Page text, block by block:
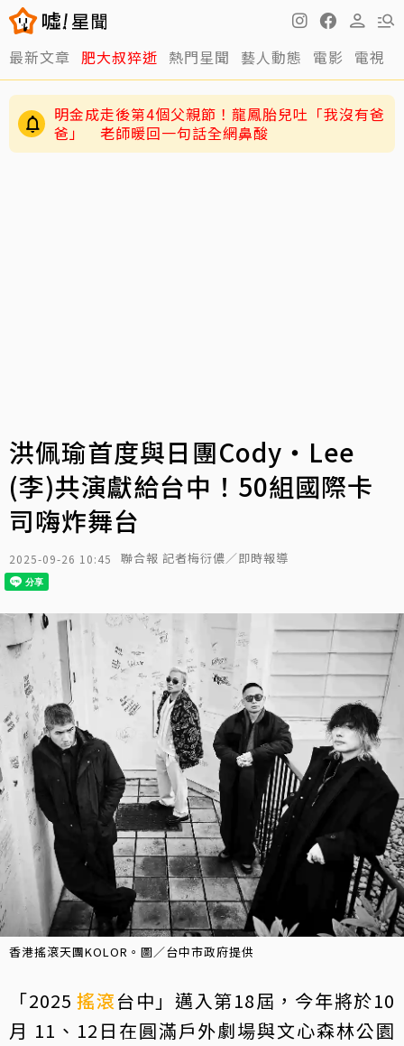
最新文章 肥大叔猝逝 熱門星聞 藝人動態 電影 電視
明金成走後第4個父親節！龍鳳胎兒吐「我沒有爸
爸」 老師暖回一句話全網鼻酸
洪佩瑜首度與日團Cody・Lee
(李)共演獻給台中！50組國際卡
司嗨炸舞台
2025-09-26 10:45 聯合報 記者梅衍儂／即時報導
香港搖滾天團KOLOR。圖／台中市政府提供
「2025搖滾台中」邁入第18屆，今年將於10
月 11、12日在圓滿戶外劇場與文心森林公園